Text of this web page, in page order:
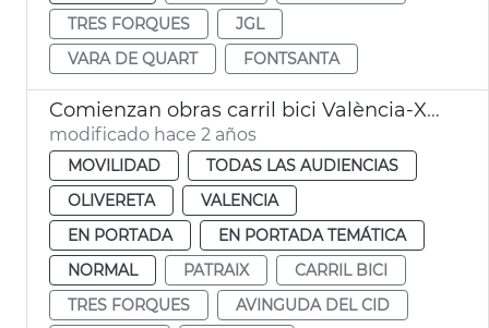
TRES FORQUES
JGL
VARA DE QUART
FONTSANTA
Comienzan obras carril bici València-Xirivella
modificado hace 2 años
MOVILIDAD
TODAS LAS AUDIENCIAS
OLIVERETA
VALENCIA
EN PORTADA
EN PORTADA TEMÁTICA
NORMAL
PATRAIX
CARRIL BICI
TRES FORQUES
AVINGUDA DEL CID